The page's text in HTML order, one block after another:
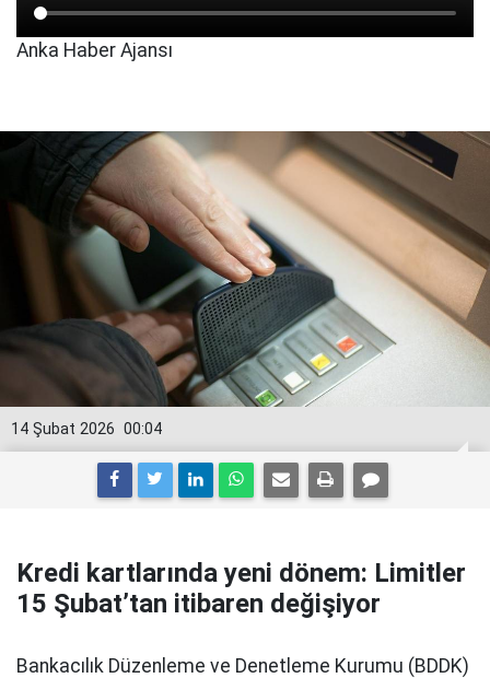
Anka Haber Ajansı
00:04
14 Şubat 2026
Kredi kartlarında yeni dönem: Limitler
15 Şubat’tan itibaren değişiyor
Bankacılık Düzenleme ve Denetleme Kurumu (BDDK)